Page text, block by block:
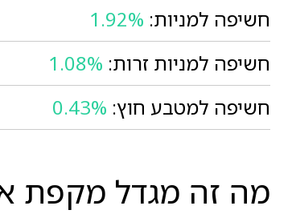
חשיפה למניות: 1.92%
חשיפה למניות זרות: 1.08%
חשיפה למטבע חוץ: 0.43%
מה זה מגדל מקפת